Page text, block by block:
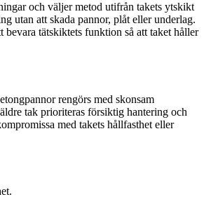
och väljer metod utifrån takets ytskikt
utan att skada pannor, plåt eller underlag.
tätskiktets funktion så att taket håller
rengörs med skonsam
tak prioriteras försiktig hantering och
med takets hållfasthet eller